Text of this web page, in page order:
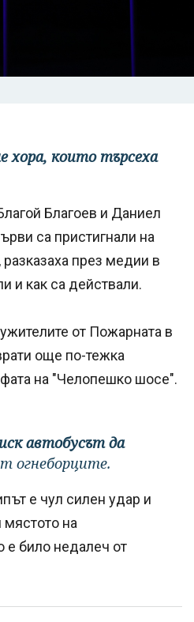
хора, които търсеха
Благоев и Даниел
са пристигнали на
през медии в
и как са действали.
от Пожарната в
още по-тежка
на "Челопешко шосе".
автобусът да
огнеборците.
е чул силен удар и
мястото на
е било недалеч от